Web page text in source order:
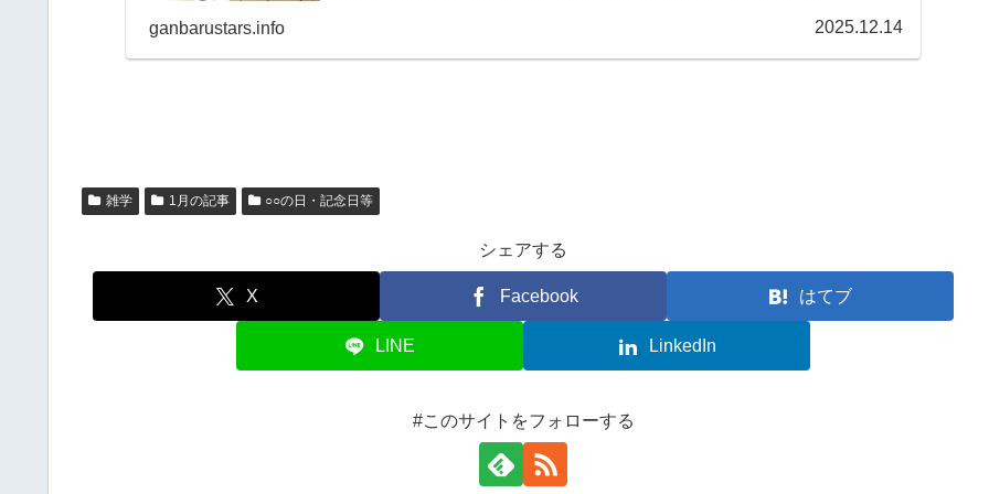
ganbarustars.info 2025.12.14
雑学 1月の記事 ○○の日・記念日等
シェアする
X Facebook はてブ
LINE LinkedIn
#このサイトをフォローする